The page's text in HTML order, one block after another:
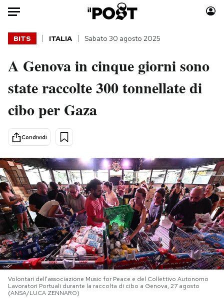
Auto
HOME
Politica
Tecnologia
Internet
Cultura
Economia
Sport
Europa
Altrecose
Mondiali calcio 2026
PODCAST
NEWSLETTER
BITS ITALIA Sabato 30 agosto 2025
A Genova in cinque giorni sono
state raccolte 300 tonnellate di
cibo per Gaza
Condividi
Volontari dell'associazione Music for Peace e del Collettivo Autonomo
Lavoratori Portuali durante la raccolta di cibo a Genova, 27 agosto
(ANSA/LUCA ZENNARO)